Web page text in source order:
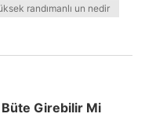
randımanlı un nedir
Büte Girebilir Mi